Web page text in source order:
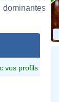
vos profils